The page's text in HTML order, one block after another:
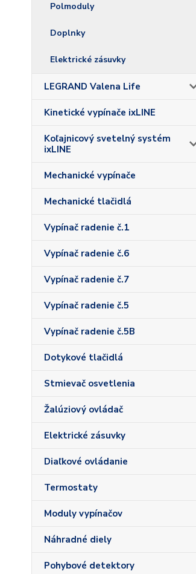
Polmoduly
Doplnky
Elektrické zásuvky
LEGRAND Valena Life
Kinetické vypínače ixLINE
Koľajnicový svetelný systém
ixLINE
Mechanické vypínače
Mechanické tlačidlá
Vypínač radenie č.1
Vypínač radenie č.6
Vypínač radenie č.7
Vypínač radenie č.5
Vypínač radenie č.5B
Dotykové tlačidlá
Stmievač osvetlenia
Žalúziový ovládač
Elektrické zásuvky
Diaľkové ovládanie
Termostaty
Moduly vypínačov
Náhradné diely
Pohybové detektory